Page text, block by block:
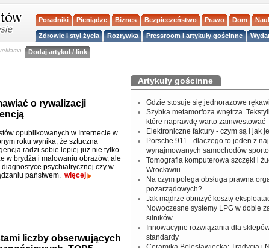
Poradniki Pieniądze Biznes Bezpieczeństwo Prawo Dom
Zdrowie i styl życia Rozrywka Pressroom i artykuły gościnne
Dodaj artykuł / link
o rywalizacji
opublikowanych w Internecie w
roku wynika, że sztuczna
radzi sobie lepiej już nie tylko
w brydża i malowaniu obrazów, ale
diagnostyce psychiatrycznej czy w
państwem. więcej
liczby obserwujących
Artykuły gościnne
Gdzie stosuje się jednorazowe
Szybka metamorfoza wnętrza.
które naprawdę warto zainwestować
Elektroniczne faktury - czym są i jak
Porsche 911 - dlaczego to jeden z
wynajmowanych samochodów
Tomografia komputerowa szczęki i
Wrocławiu
Na czym polega obsługa prawna
pozarządowych?
Jak mądrze obniżyć koszty
Nowoczesne systemy LPG w dobie
silników
Innowacyjne rozwiązania dla
standardy